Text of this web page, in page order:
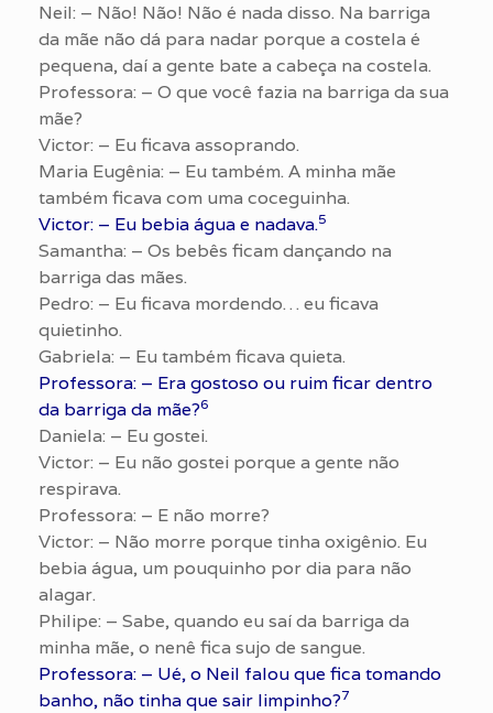
Neil: – Não! Não! Não é nada disso. Na barriga
da mãe não dá para nadar porque a costela é
pequena, daí a gente bate a cabeça na costela.
Professora: – O que você fazia na barriga da sua
mãe?
Victor: – Eu ficava assoprando.
Maria Eugênia: – Eu também. A minha mãe
também ficava com uma coceguinha.
Victor: – Eu bebia água e nadava.5
Samantha: – Os bebês ficam dançando na
barriga das mães.
Pedro: – Eu ficava mordendo… eu ficava
quietinho.
Gabriela: – Eu também ficava quieta.
Professora: – Era gostoso ou ruim ficar dentro
da barriga da mãe?6
Daniela: – Eu gostei.
Victor: – Eu não gostei porque a gente não
respirava.
Professora: – E não morre?
Victor: – Não morre porque tinha oxigênio. Eu
bebia água, um pouquinho por dia para não
alagar.
Philipe: – Sabe, quando eu saí da barriga da
minha mãe, o nenê fica sujo de sangue.
Professora: – Ué, o Neil falou que fica tomando
banho, não tinha que sair limpinho?7